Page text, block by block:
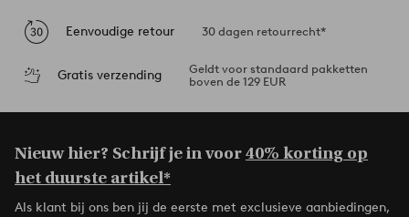
Eenvoudige retour 30 dagen retourrecht*
Gratis verzending
Geldt voor standaard pakketten
boven de 129 EUR
Nieuw hier? Schrijf je in voor40% korting op
het duurste artikel*
Als klant bij ons ben jij de eerste met exclusieve aanbiedingen,